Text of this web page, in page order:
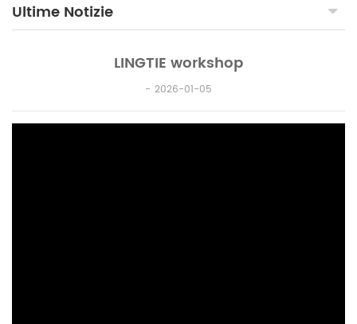
Ultime Notizie
LINGTIE workshop
2026-01-05